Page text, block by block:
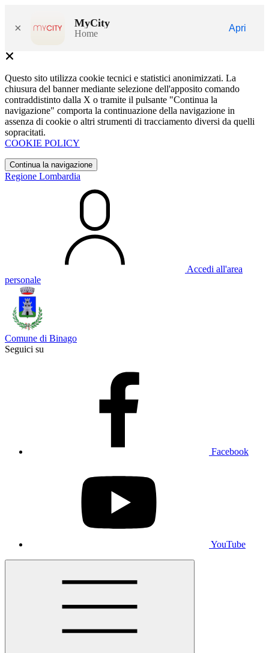
× MyCity
Home
Apri
Questo sito utilizza cookie tecnici e statistici anonimizzati. La
chiusura del banner mediante selezione dell'apposito comando
contraddistinto dalla X o tramite il pulsante "Continua la
navigazione" comporta la continuazione della navigazione in
assenza di cookie o altri strumenti di tracciamento diversi da quelli
sopracitati.
COOKIE POLICY
Continua la navigazione
Regione Lombardia
Accedi all'area
personale
Comune di Binago
Seguici su
Facebook
YouTube